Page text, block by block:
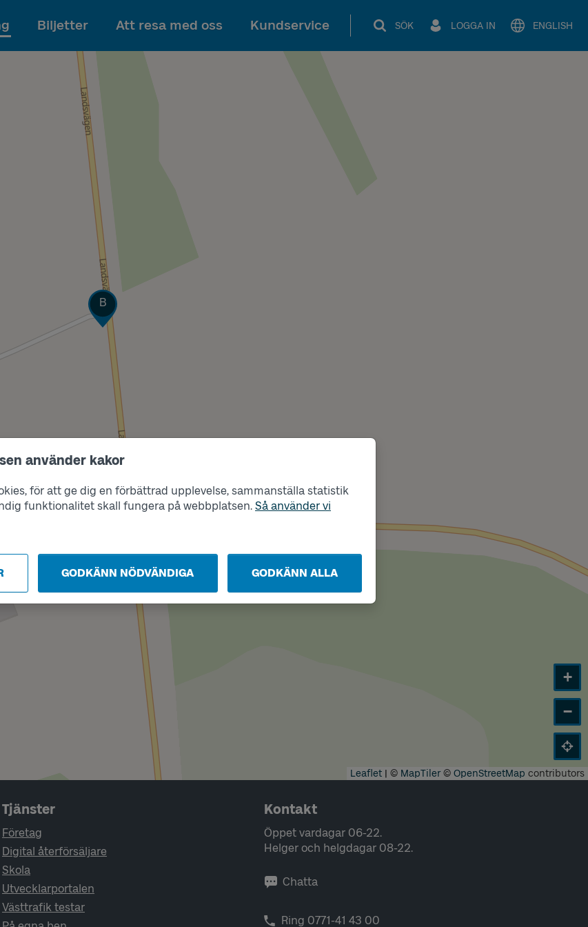
använder kakor
för att ge dig en förbättrad upplevelse, sammanställa statistik
funktionalitet skall fungera på webbplatsen. Så använder vi
GODKÄNN NÖDVÄNDIGA GODKÄNN ALLA
Till innehållet
Biljetter Att resa med oss Kundservice SÖK LOGGA IN ENGLISH
Läge
B
+
−
Leaflet | © MapTiler© OpenStreetMap contributors
Tjänster
Företag
Digital återförsäljare
Skola
Utvecklarportalen
Västtrafik testar
Kontakt
Öppet vardagar 06-22.
Helger och helgdagar 08-22.
Chatta
Ring 0771-41 43 00